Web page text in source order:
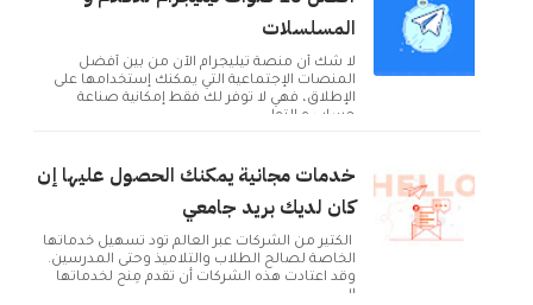
المسلسلات
لا شك أن منصة تيليجرام الآن من بين أفضل
المنصات الإجتماعية التي يمكنك إستخدامها على
الإطلاق، فهي لا توفر لك فقط إمكانية صناعة
حساب و التوا...
خدمات مجانية يمكنك الحصول عليها إن
كان لديك بريد جامعي
الكثير من الشركات عبر العالم تود تسهيل خدماتها
الخاصة لصالح الطلاب والتلاميذ وحتى المدرسين.
وقد اعتادت هذه الشركات أن تقدم مِنح لخدماتها
ال...